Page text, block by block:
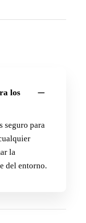
los
seguro para
la
del entorno.